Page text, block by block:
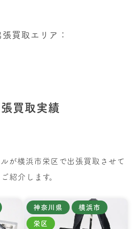
買取エリア：
買取実績
が横浜市栄区で出張買取させて
紹介します。
神奈川県 横浜市
栄区